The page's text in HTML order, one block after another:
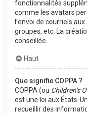
fonctionnalités
comme les avatars
l’envoi de courriels
groupes, etc. La
conseillée.
Haut
Que signifie COPPA ?
COPPA (ou Children’s
est une loi aux États-
recueillir des